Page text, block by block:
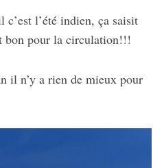
l’été indien, ça saisit
bon pour la circulation!!!
il n’y a rien de mieux pour